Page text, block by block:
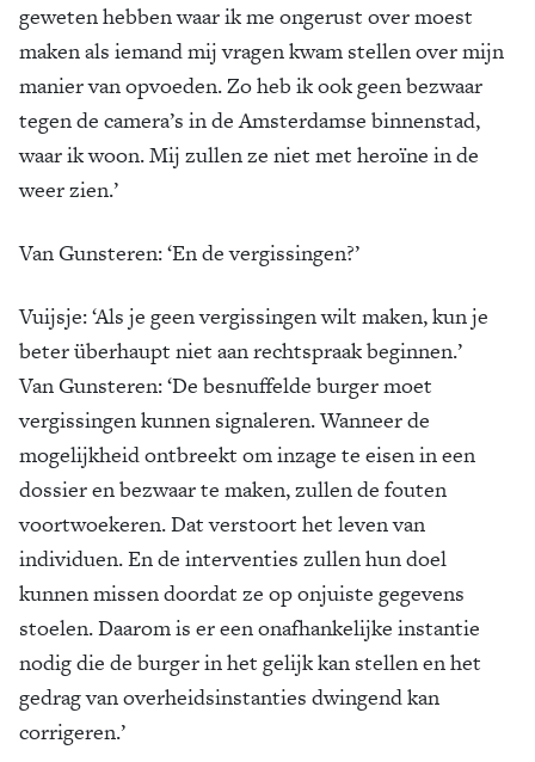
geweten hebben waar ik me ongerust over moest
maken als iemand mij vragen kwam stellen over mijn
manier van opvoeden. Zo heb ik ook geen bezwaar
tegen de camera’s in de Amsterdamse binnenstad,
waar ik woon. Mij zullen ze niet met heroïne in de
weer zien.’
Van Gunsteren: ‘En de vergissingen?’
Vuijsje: ‘Als je geen vergissingen wilt maken, kun je
beter überhaupt niet aan rechtspraak beginnen.’
Van Gunsteren: ‘De besnuffelde burger moet
vergissingen kunnen signaleren. Wanneer de
mogelijkheid ontbreekt om inzage te eisen in een
dossier en bezwaar te maken, zullen de fouten
voortwoekeren. Dat verstoort het leven van
individuen. En de interventies zullen hun doel
kunnen missen doordat ze op onjuiste gegevens
stoelen. Daarom is er een onafhankelijke instantie
nodig die de burger in het gelijk kan stellen en het
gedrag van overheidsinstanties dwingend kan
corrigeren.’